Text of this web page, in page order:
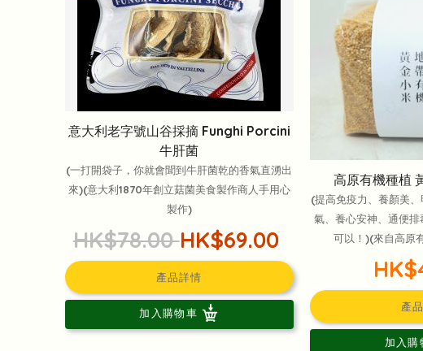
意大利老字號山谷採摘 Funghi Porcini
牛肝菌
(一打開袋子，你就會聞到牛肝菌乾的香氣直湧出
來)(意大利1870年創立菇菌美食製作商人手用心
製作)
HK$78.00HK$69.00
產品詳情
加入購物車
高原有機種植
(提高免疫力、養顏美
氣、養心安神、通便
可以！)(來自高原
產
加入購